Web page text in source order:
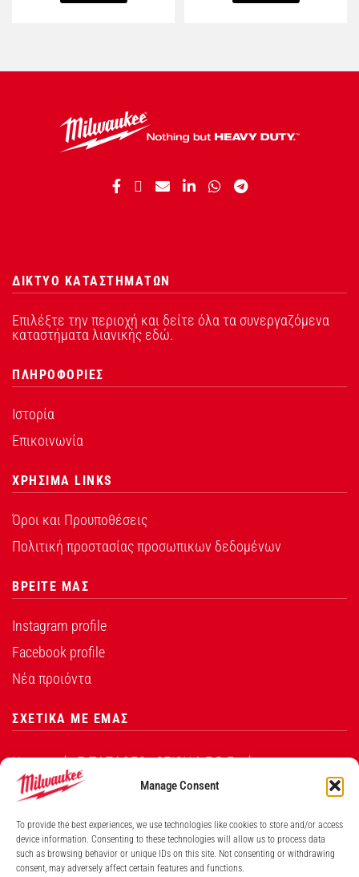
Manage Consent
To provide the best experiences, we use technologies like cookies to store and/or access
device information. Consenting to these technologies will allow us to process data
such as browsing behavior or unique IDs on this site. Not consenting or withdrawing
consent, may adversely affect certain features and functions.
ΔΙΚΤΥΟ ΚΑΤΑΣΤΗΜΑΤΩΝ
Επιλέξτε την περιοχή και δείτε όλα τα συνεργαζόμενα
καταστήματα λιανικής εδώ.
ΠΛΗΡΟΦΟΡΙΕΣ
Ιστορία
Επικοινωνία
ΧΡΗΣΙΜΑ LINKS
Όροι και Προυποθέσεις
Πολιτική προστασίας προσωπικων δεδομένων
ΒΡΕΙΤΕ ΜΑΣ
Instagram profile
Facebook profile
Νέα προιόντα
ΣΧΕΤΙΚΑ ΜΕ ΕΜΑΣ
Η εταιρεία Σ.ΠΑΠΑΘΕΟ∆ΟΣΙΟΥ Α.Ε.Β.Ε. είναι ο
εξουσιοδοτημένος αντιπρόσωπος από την Techtronic
Industries Co. Ltd για τα προϊόντα που φέρουν το
λογότυπο Milwaukee στην Ελλάδα.
Λ. ΒΕΙΚΟΥ 131, ΓΑΛΑΤΣΙ ΑΘΗΝΑ, 11146